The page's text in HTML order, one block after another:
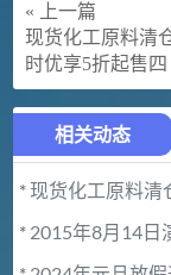
« 上一篇
现货化工原料清
时优享5折起售四
相关动态
* 现货化工原料清
* 2015年8月14日